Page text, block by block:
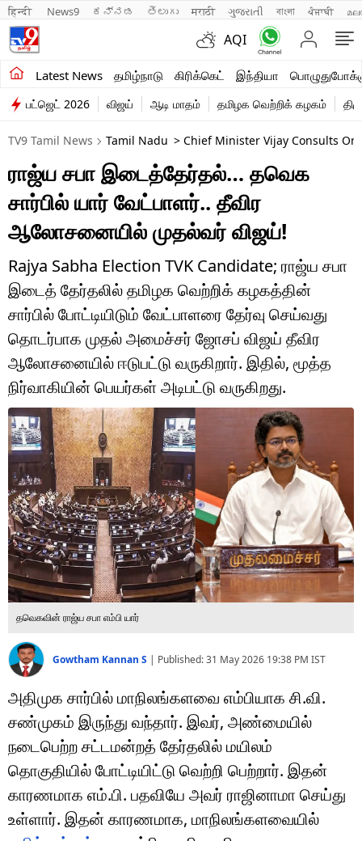
हिन्दी News9 ಕನ್ನಡ తెలుగు मराठी ગુજરાતી বাংলা ਪੰਜਾਬੀ
AQI
Latest News தமிழ்நாடு கிரிக்கெட் இந்தியா
சமீபத்திய செய்திகள்
தமிழ்நாடு
இந்தியா
உலகம்
விளையாட்டு
பொழுதுபோக்கு
லைஃப்ஸ்டைல்
வணிகம்
டெக்னாலஜி
ஆன்மீகம்
வைரல்
ஹெஃல்த்
ஷார்ட் வீடியோஸ்
வலை கதைகள்
போட்டோ கேலரி
பட்ஜெட் 2026 விஜய் ஆடி மாதம் தமிழக வெற்றிக் கழகம்
TV9 Tamil News Tamil Nadu > Chief Minister Vijay Consults On
ராஜ்ய சபா இடைத்தேர்தல்… தவெக
சார்பில் யார் வேட்பாளர்.. தீவிர
ஆலோசனையில் முதல்வர் விஜய்!
Rajya Sabha Election TVK Candidate; ராஜ்ய சபா
இடைத் தேர்தலில் தமிழக வெற்றிக் கழகத்தின்
சார்பில் போட்டியிடும் வேட்பாளரை தேர்வு செய்வது
தொடர்பாக முதல் அமைச்சர் ஜோசப் விஜய் தீவிர
ஆலோசனையில் ஈடுபட்டு வருகிறார். இதில், மூத்த
நிர்வாகியின் பெயர்கள் அடிபட்டு வருகிறது.
தவெகவின் ராஜ்ய சபா எம்பி யார்
Gowtham Kannan S | Published:31 May 2026 19:38 PM IST
அதிமுக சார்பில் மாநிலங்களவை எம்பியாக சி.வி.
சண்முகம் இருந்து வந்தார். இவர், அண்மையில்
நடைபெற்ற சட்டமன்றத் தேர்தலில் மயிலம்
தொகுதியில் போட்டியிட்டு வெற்றி பெற்றார். இதன்
காரணமாக எம்.பி. பதவியே அவர் ராஜினாமா செய்து
உள்ளார். இதன் காரணமாக, மாநிலங்களவையில்